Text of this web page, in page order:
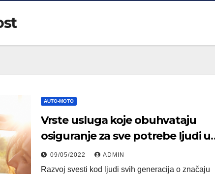
AUTO-MOTO
Vrste usluga koje obuhvataju
osiguranje za sve potrebe ljudi u
savremenom dobu
09/05/2022 ADMIN
Razvoj svesti kod ljudi svih generacija o značaju